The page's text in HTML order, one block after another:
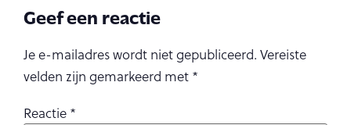
Geef een reactie
Je e-mailadres wordt niet gepubliceerd. Vereiste
velden zijn gemarkeerd met *
Reactie *